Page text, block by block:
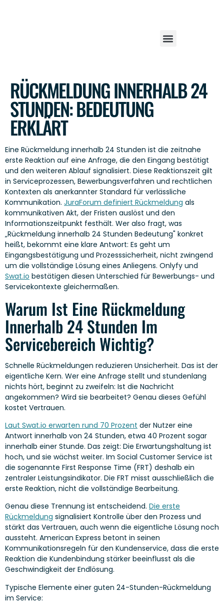
RÜCKMELDUNG INNERHALB 24
STUNDEN: BEDEUTUNG
ERKLÄRT
Eine Rückmeldung innerhalb 24 Stunden ist die zeitnahe
erste Reaktion auf eine Anfrage, die den Eingang bestätigt
und den weiteren Ablauf signalisiert. Diese Reaktionszeit gilt
in Serviceprozessen, Bewerbungsverfahren und rechtlichen
Kontexten als anerkannter Standard für verlässliche
Kommunikation. JuraForum definiert Rückmeldung als
kommunikativen Akt, der Fristen auslöst und den
Informationszeitpunkt festhält. Wer also fragt, was
„Rückmeldung innerhalb 24 Stunden Bedeutung" konkret
heißt, bekommt eine klare Antwort: Es geht um
Eingangsbestätigung und Prozesssicherheit, nicht zwingend
um die vollständige Lösung eines Anliegens. Onlyfy und
Swat.io bestätigen diesen Unterschied für Bewerbungs- und
Servicekontexte gleichermaßen.
Warum Ist Eine Rückmeldung
Innerhalb 24 Stunden Im
Servicebereich Wichtig?
Schnelle Rückmeldungen reduzieren Unsicherheit. Das ist der
eigentliche Kern. Wer eine Anfrage stellt und stundenlang
nichts hört, beginnt zu zweifeln: Ist die Nachricht
angekommen? Wird sie bearbeitet? Genau dieses Gefühl
kostet Vertrauen.
Laut Swat.io erwarten rund 70 Prozent der Nutzer eine
Antwort innerhalb von 24 Stunden, etwa 40 Prozent sogar
innerhalb einer Stunde. Das zeigt: Die Erwartungshaltung ist
hoch, und sie wächst weiter. Im Social Customer Service ist
die sogenannte First Response Time (FRT) deshalb ein
zentraler Leistungsindikator. Die FRT misst ausschließlich die
erste Reaktion, nicht die vollständige Bearbeitung.
Genau diese Trennung ist entscheidend. Die erste
Rückmeldung signalisiert Kontrolle über den Prozess und
stärkt das Vertrauen, auch wenn die eigentliche Lösung noch
aussteht. American Express betont in seinen
Kommunikationsregeln für den Kundenservice, dass die erste
Reaktion die Kundenbindung stärker beeinflusst als die
Geschwindigkeit der Endlösung.
Typische Elemente einer guten 24-Stunden-Rückmeldung
im Service: